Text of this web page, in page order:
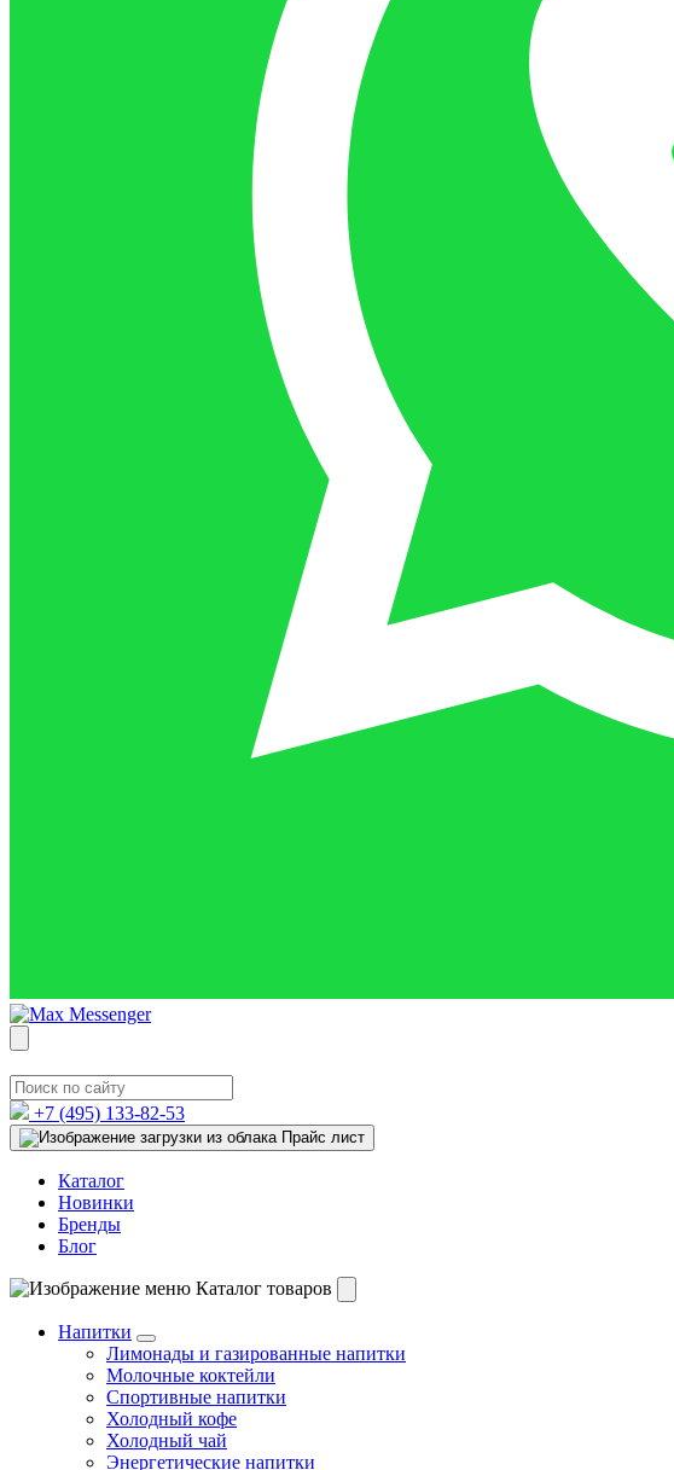
+7 (495) 133-82-53
Прайс лист
Каталог
Новинки
Бренды
Блог
Каталог товаров
Напитки
Лимонады и газированные напитки
Молочные коктейли
Спортивные напитки
Холодный кофе
Холодный чай
Энергетические напитки